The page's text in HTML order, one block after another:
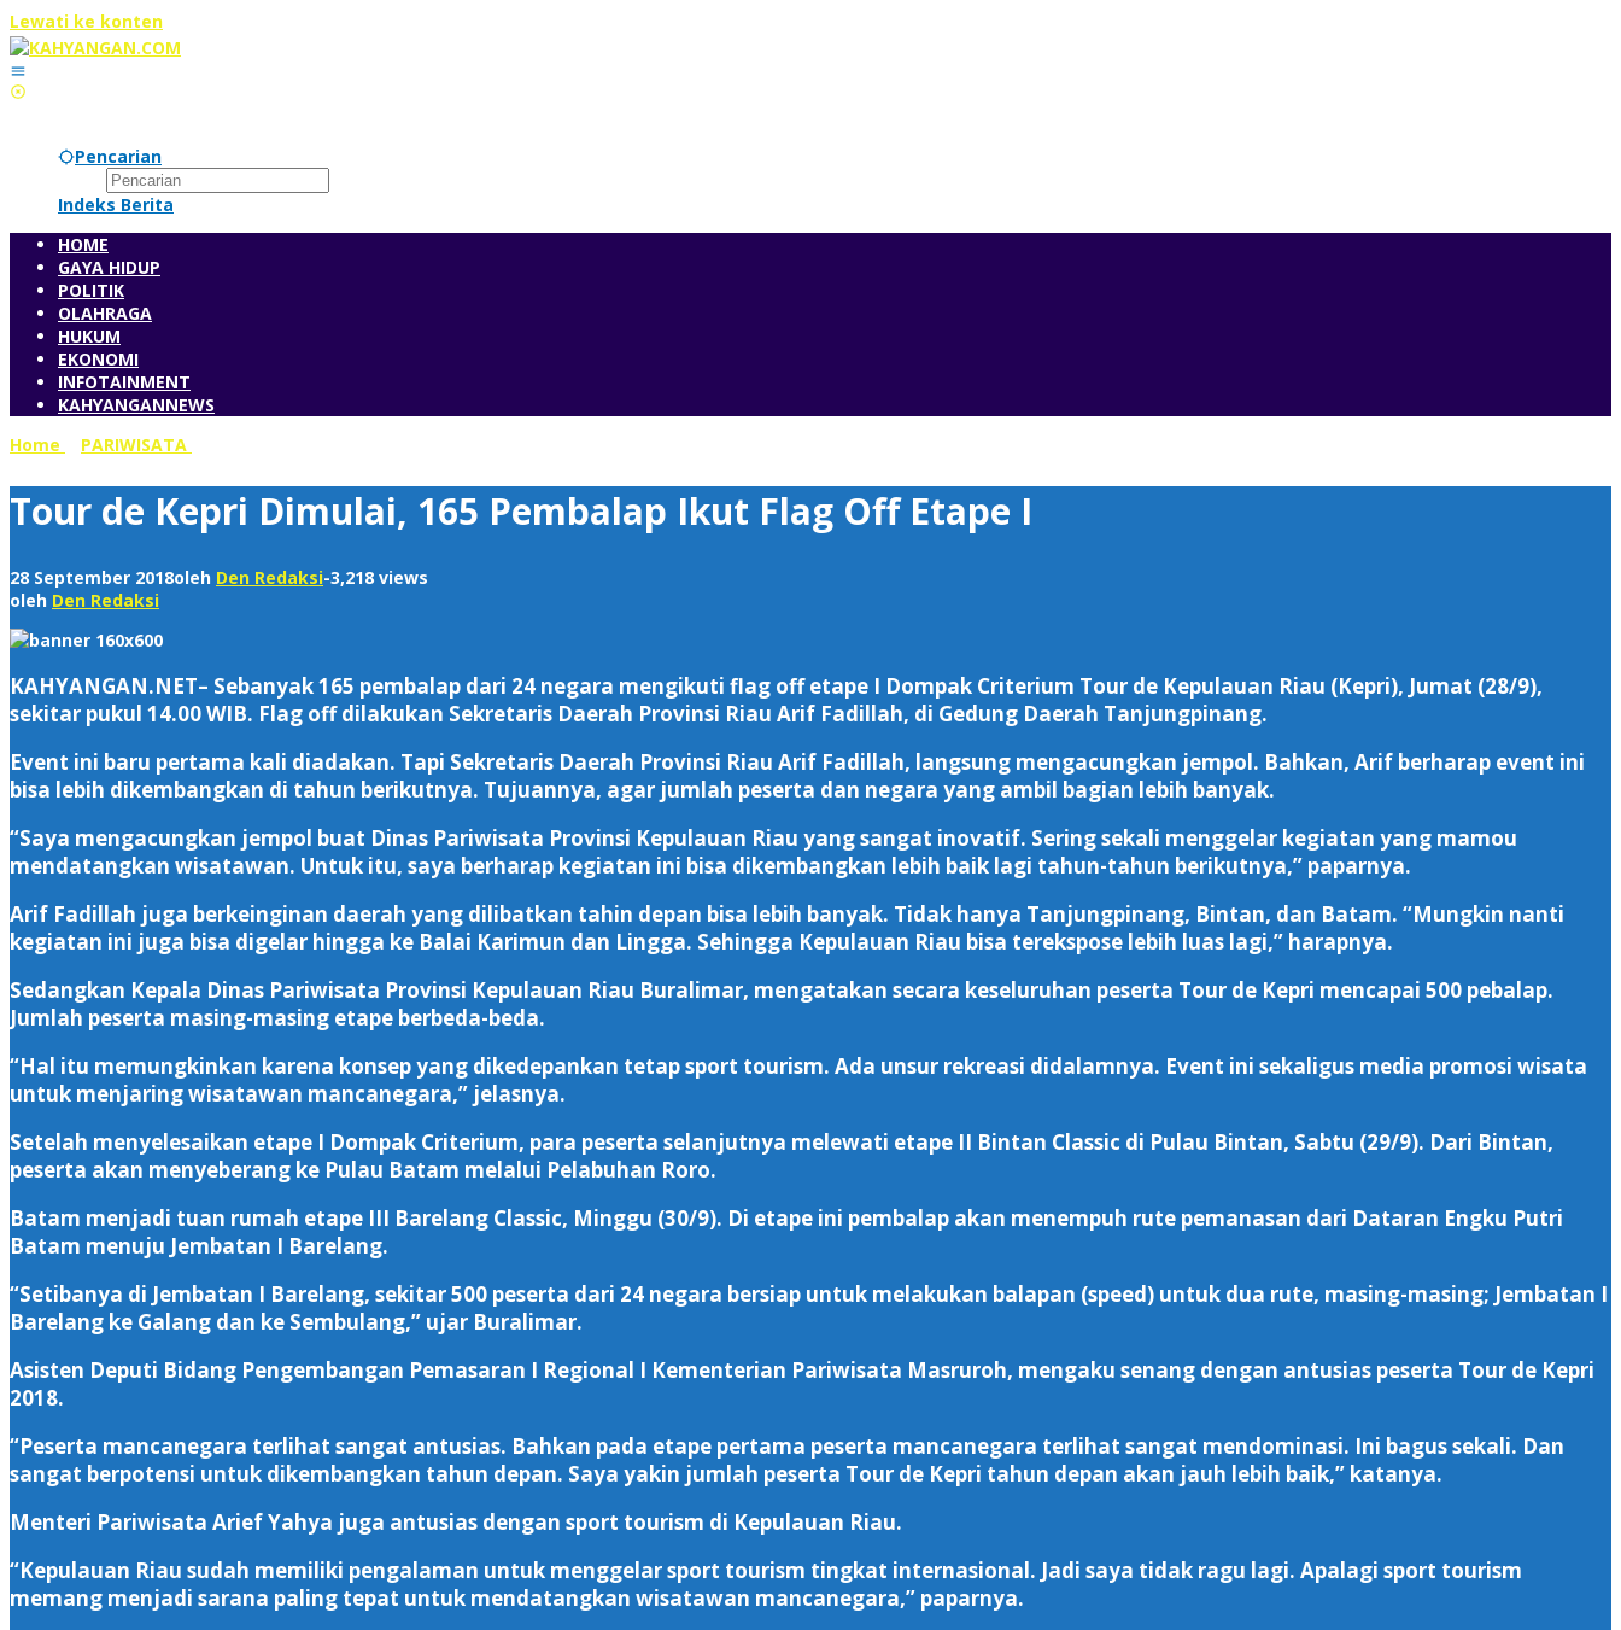
Lewati ke konten
Pencarian
Indeks Berita
HOME
GAYA HIDUP
POLITIK
OLAHRAGA
HUKUM
EKONOMI
INFOTAINMENT
KAHYANGANNEWS
Home
PARIWISATA
Tour de Kepri Dimulai, 165 Pembalap Ikut Flag Off Etape I
28 September 2018oleh Den Redaksi-3,218 views
oleh Den Redaksi
KAHYANGAN.NET– Sebanyak 165 pembalap dari 24 negara mengikuti flag off etape I Dompak Criterium Tour de Kepulauan Riau (Kepri), Jumat (28/9),
sekitar pukul 14.00 WIB. Flag off dilakukan Sekretaris Daerah Provinsi Riau Arif Fadillah, di Gedung Daerah Tanjungpinang.
Event ini baru pertama kali diadakan. Tapi Sekretaris Daerah Provinsi Riau Arif Fadillah, langsung mengacungkan jempol. Bahkan, Arif berharap event ini
bisa lebih dikembangkan di tahun berikutnya. Tujuannya, agar jumlah peserta dan negara yang ambil bagian lebih banyak.
“Saya mengacungkan jempol buat Dinas Pariwisata Provinsi Kepulauan Riau yang sangat inovatif. Sering sekali menggelar kegiatan yang mamou
mendatangkan wisatawan. Untuk itu, saya berharap kegiatan ini bisa dikembangkan lebih baik lagi tahun-tahun berikutnya,” paparnya.
Arif Fadillah juga berkeinginan daerah yang dilibatkan tahin depan bisa lebih banyak. Tidak hanya Tanjungpinang, Bintan, dan Batam. “Mungkin nanti
kegiatan ini juga bisa digelar hingga ke Balai Karimun dan Lingga. Sehingga Kepulauan Riau bisa terekspose lebih luas lagi,” harapnya.
Sedangkan Kepala Dinas Pariwisata Provinsi Kepulauan Riau Buralimar, mengatakan secara keseluruhan peserta Tour de Kepri mencapai 500 pebalap.
Jumlah peserta masing-masing etape berbeda-beda.
“Hal itu memungkinkan karena konsep yang dikedepankan tetap sport tourism. Ada unsur rekreasi didalamnya. Event ini sekaligus media promosi wisata
untuk menjaring wisatawan mancanegara,” jelasnya.
Setelah menyelesaikan etape I Dompak Criterium, para peserta selanjutnya melewati etape II Bintan Classic di Pulau Bintan, Sabtu (29/9). Dari Bintan,
peserta akan menyeberang ke Pulau Batam melalui Pelabuhan Roro.
Batam menjadi tuan rumah etape III Barelang Classic, Minggu (30/9). Di etape ini pembalap akan menempuh rute pemanasan dari Dataran Engku Putri
Batam menuju Jembatan I Barelang.
“Setibanya di Jembatan I Barelang, sekitar 500 peserta dari 24 negara bersiap untuk melakukan balapan (speed) untuk dua rute, masing-masing; Jembatan I
Barelang ke Galang dan ke Sembulang,” ujar Buralimar.
Asisten Deputi Bidang Pengembangan Pemasaran I Regional I Kementerian Pariwisata Masruroh, mengaku senang dengan antusias peserta Tour de Kepri
2018.
“Peserta mancanegara terlihat sangat antusias. Bahkan pada etape pertama peserta mancanegara terlihat sangat mendominasi. Ini bagus sekali. Dan
sangat berpotensi untuk dikembangkan tahun depan. Saya yakin jumlah peserta Tour de Kepri tahun depan akan jauh lebih baik,” katanya.
Menteri Pariwisata Arief Yahya juga antusias dengan sport tourism di Kepulauan Riau.
“Kepulauan Riau sudah memiliki pengalaman untuk menggelar sport tourism tingkat internasional. Jadi saya tidak ragu lagi. Apalagi sport tourism
memang menjadi sarana paling tepat untuk mendatangkan wisatawan mancanegara,” paparnya.